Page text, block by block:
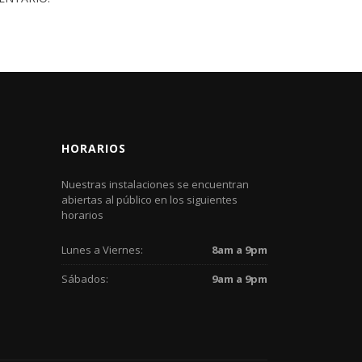
HORARIOS
Nuestras instalaciones se encuentran
abiertas al público en los siguientes
horarios
Lunes a Viernes:
8am a 9pm
Sábados:
9am a 9pm